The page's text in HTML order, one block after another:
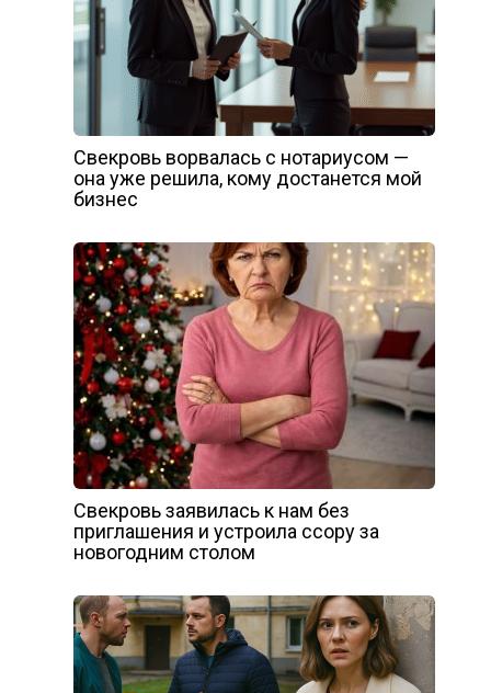
Свекровь ворвалась с нотариусом —
она уже решила, кому достанется мой
бизнес
Свекровь заявилась к нам без
приглашения и устроила ссору за
новогодним столом